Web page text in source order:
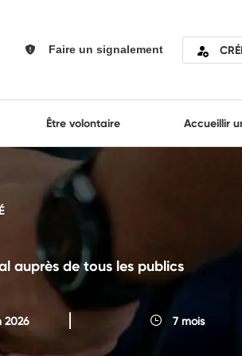
Faire un signalement
Être volontaire Accueillir
auprès de tous les publics
2026 7 mois